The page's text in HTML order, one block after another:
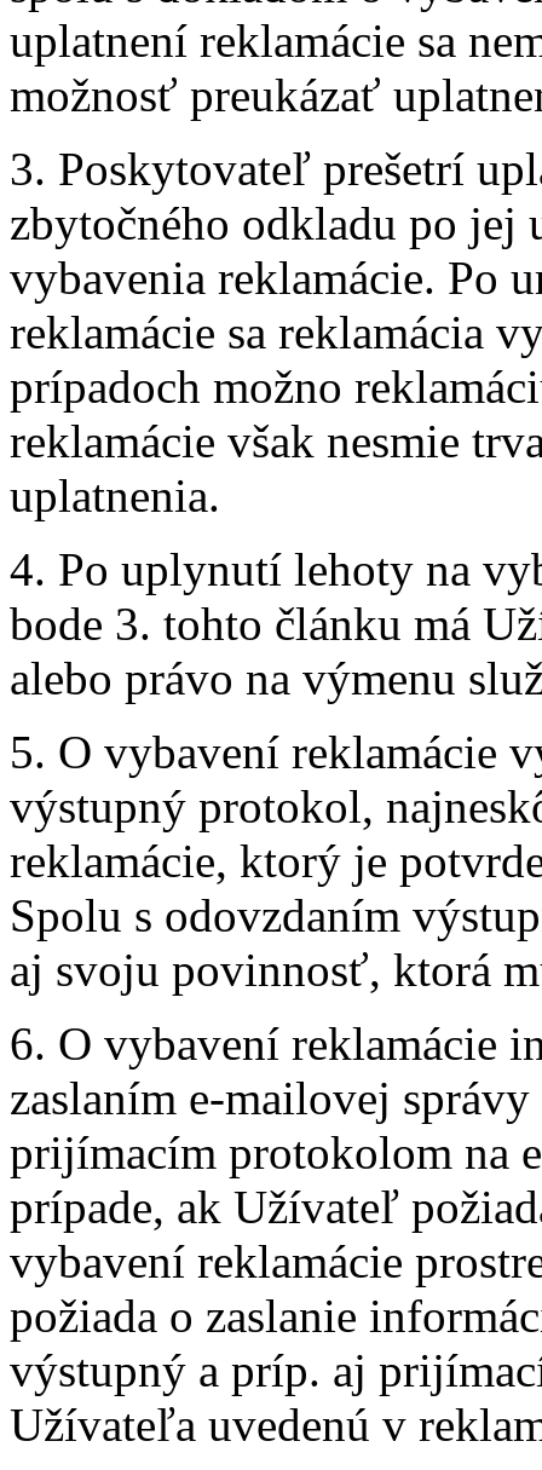
uplatnení reklamácie sa
možnosť preukázať
3. Poskytovateľ prešetrí
zbytočného odkladu po jej
vybavenia reklamácie. Po
reklamácie sa reklamácia
prípadoch možno
reklamácie však nesmie
uplatnenia.
4. Po uplynutí lehoty na
bode 3. tohto článku má
alebo právo na výmenu
5. O vybavení reklamácie
výstupný protokol,
reklamácie, ktorý je
Spolu s odovzdaním
aj svoju povinnosť, ktorá
6. O vybavení reklamácie
zaslaním e-mailovej
prijímacím protokolom na
prípade, ak Užívateľ
vybavení reklamácie
požiada o zaslanie
výstupný a príp. aj
Užívateľa uvedenú v